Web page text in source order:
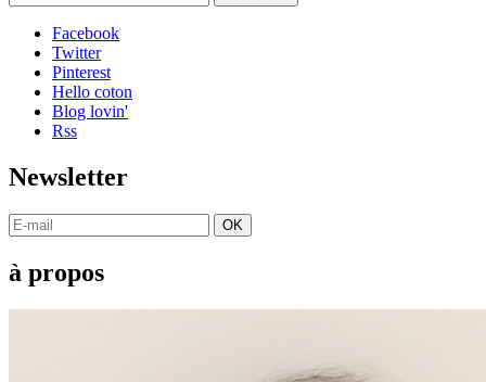
Facebook
Twitter
Pinterest
Hello coton
Blog lovin'
Rss
Newsletter
OK
à propos